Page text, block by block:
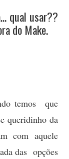
qual usar??
do Make.
temos que
queridinho da
com aquele
das opções